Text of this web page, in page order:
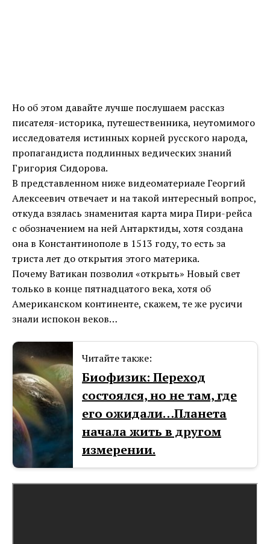
Но об этом давайте лучше послушаем рассказ
писателя-историка, путешественника, неутомимого
исследователя истинных корней русского народа,
пропагандиста подлинных ведических знаний
Григория Сидорова.
В представленном ниже видеоматериале Георгий
Алексеевич отвечает и на такой интересный вопрос,
откуда взялась знаменитая карта мира Пири-рейса
с обозначением на ней Антарктиды, хотя создана
она в Константинополе в 1513 году, то есть за
триста лет до открытия этого материка.
Почему Ватикан позволил «открыть» Новый свет
только в конце пятнадцатого века, хотя об
Американском континенте, скажем, те же русичи
знали испокон веков…
Читайте также:
Биофизик: Переход
состоялся, но не там, где
его ожидали…Планета
начала жить в другом
измерении.